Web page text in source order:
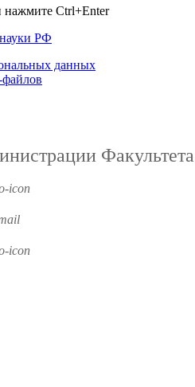
нажмите Ctrl+Enter
РФ
данных
Факультета
icon
icon